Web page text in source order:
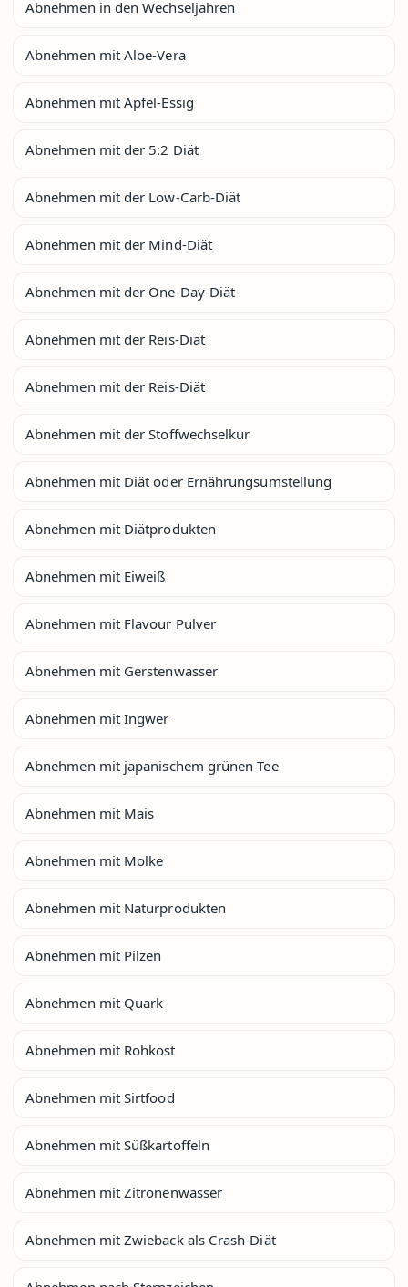
Abnehmen in den Wechseljahren
Abnehmen mit Aloe-Vera
Abnehmen mit Apfel-Essig
Abnehmen mit der 5:2 Diät
Abnehmen mit der Low-Carb-Diät
Abnehmen mit der Mind-Diät
Abnehmen mit der One-Day-Diät
Abnehmen mit der Reis-Diät
Abnehmen mit der Reis-Diät
Abnehmen mit der Stoffwechselkur
Abnehmen mit Diät oder Ernährungsumstellung
Abnehmen mit Diätprodukten
Abnehmen mit Eiweiß
Abnehmen mit Flavour Pulver
Abnehmen mit Gerstenwasser
Abnehmen mit Ingwer
Abnehmen mit japanischem grünen Tee
Abnehmen mit Mais
Abnehmen mit Molke
Abnehmen mit Naturprodukten
Abnehmen mit Pilzen
Abnehmen mit Quark
Abnehmen mit Rohkost
Abnehmen mit Sirtfood
Abnehmen mit Süßkartoffeln
Abnehmen mit Zitronenwasser
Abnehmen mit Zwieback als Crash-Diät